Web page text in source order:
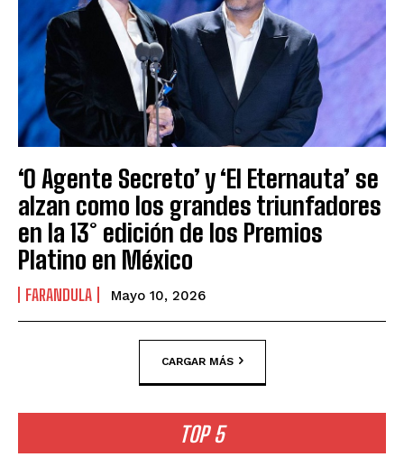
‘O Agente Secreto’ y ‘El Eternauta’ se
alzan como los grandes triunfadores
en la 13° edición de los Premios
Platino en México
FARANDULA Mayo 10, 2026
CARGAR MÁS
TOP 5